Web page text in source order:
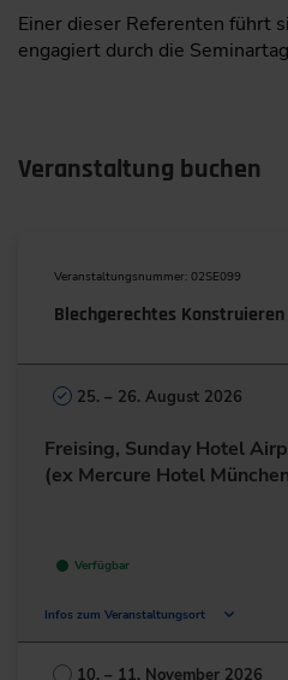
Einer dieser Referenten führt
engagiert durch die
Veranstaltung buchen
Veranstaltungsnummer: 02SE099
Blechgerechtes Konstruieren
25. – 26. August 2026
Freising, Sunday Hotel
(ex Mercure Hotel
Verfügbar
Infos zum Veranstaltungsort
Dr.-von-Daller-Str. 1-3
85356 Freising
10. – 11. November 2026